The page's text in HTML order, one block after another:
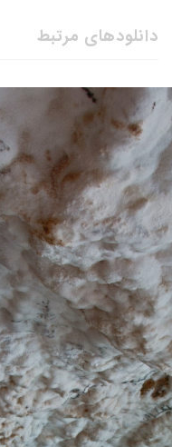
دانلودهای مرتبط